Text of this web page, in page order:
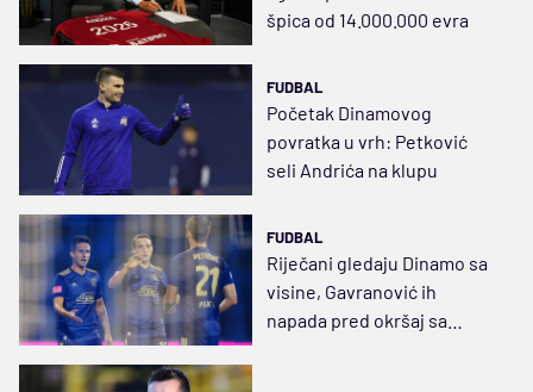
špica od 14.000.000 evra
FUDBAL
Početak Dinamovog
povratka u vrh: Petković
seli Andrića na klupu
FUDBAL
Riječani gledaju Dinamo sa
visine, Gavranović ih
napada pred okršaj sa